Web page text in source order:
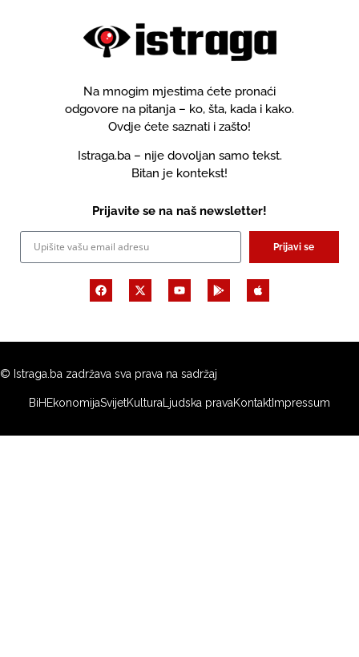
Na mnogim mjestima ćete pronaći
odgovore na pitanja – ko, šta, kada i kako.
Ovdje ćete saznati i zašto!
Istraga.ba – nije dovoljan samo tekst.
Bitan je kontekst!
Prijavite se na naš newsletter!
Prijavi se
© Istraga.ba zadržava sva prava na sadržaj
BiH EkonomijaSvijetKultura Ljudska pravaKontakt Impressum